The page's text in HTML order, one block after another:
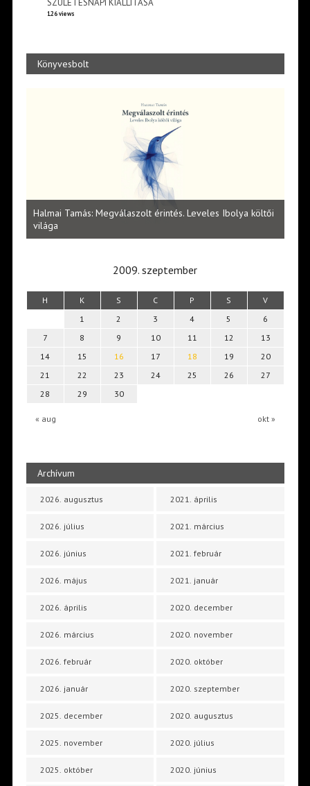
126 views
Könyvesbolt
Halmai Tamás: Megválaszolt érintés. Leveles Ibolya költői
világa
2009. szeptember
H K S C P S V
« aug okt »
1 2 3 4 5
6
7
8 9 10 11 12
13
14
15 16 17 18 19
20
21
22 23 24 25 26
27
28
29 30
Archívum
2026. augusztus
2026. július
2026. június
2026. május
2026. április
2026. március
2026. február
2026. január
2025. december
2025. november
2025. október
2021. április
2021. március
2021. február
2021. január
2020. december
2020. november
2020. október
2020. szeptember
2020. augusztus
2020. július
2020. június